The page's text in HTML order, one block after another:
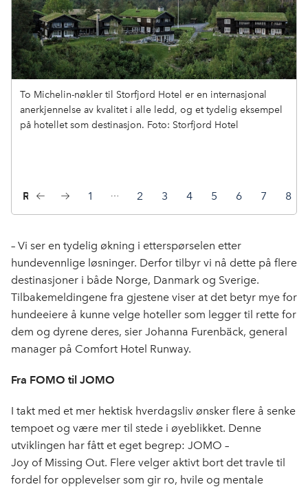
Reiselivstrender 2026
ForrigeNesteL
b
i
l
d
e
1
a
8
1
L
b
i
l
d
e
2
a
2
L
b
i
l
d
e
3
a
3
L
b
i
l
d
e
4
a
4
L
b
i
l
d
e
5
5
L
b
i
l
d
e
6
6
L
i
d
e
7
7
L
i
d
e
8
To Michelin-nøkler til Storfjord Hotel er en internasjonal
anerkjennelse av kvalitet i alle ledd, og et tydelig eksempel
på hotellet som destinasjon. Foto: Storfjord Hotel
– Vi ser en tydelig økning i etterspørselen etter
hundevennlige løsninger. Derfor tilbyr vi nå dette på flere
destinasjoner i både Norge, Danmark og Sverige.
Tilbakemeldingene fra gjestene viser at det betyr mye for
hundeeiere å kunne velge hoteller som legger til rette for
dem og dyrene deres, sier Johanna Furenbäck, general
manager på Comfort Hotel Runway.
Fra FOMO til JOMO
I takt med et mer hektisk hverdagsliv ønsker flere å senke
tempoet og være mer til stede i øyeblikket. Denne
utviklingen har fått et eget begrep: JOMO –
Joy of Missing Out. Flere velger aktivt bort det travle til
fordel for opplevelser som gir ro, hvile og mentale